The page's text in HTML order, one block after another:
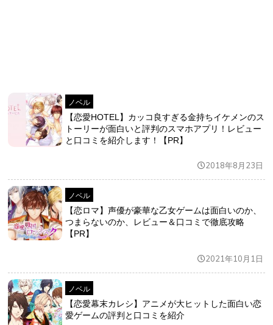
ノベル
【恋愛HOTEL】カッコ良すぎる金持ちイケメンのス
トーリーが面白いと評判のスマホアプリ！レビュー
と口コミを紹介します！【PR】
2018年8月23日
ノベル
【恋ロマ】声優が豪華な乙女ゲームは面白いのか、
つまらないのか、レビュー＆口コミで徹底攻略
【PR】
2021年10月1日
ノベル
【恋愛幕末カレシ】アニメが大ヒットした面白い恋
愛ゲームの評判と口コミを紹介